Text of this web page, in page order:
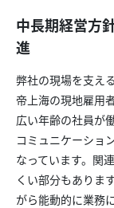
中長期経営方
進
弊社の現場を支え
帝上海の現地雇用
広い年齢の社員が
コミュニケーショ
なっています。関
くい部分もありま
がら能動的に業務